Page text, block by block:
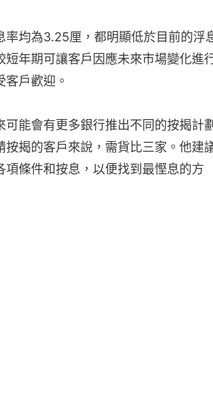
均為3.25厘，都明顯低於目前的浮
年期可讓客戶因應未來市場變化進
戶歡迎。
能會有更多銀行推出不同的按揭計劃
揭的客戶來說，需貨比三家。他建
條件和按息，以便找到最慳息的方